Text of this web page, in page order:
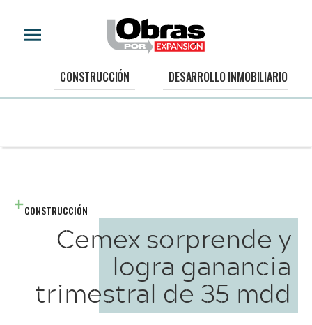
CONSTRUCCIÓN DESARROLLO INMOBILIARIO
CONSTRUCCIÓN
Cemex sorprende y
logra ganancia
trimestral de 35 mdd